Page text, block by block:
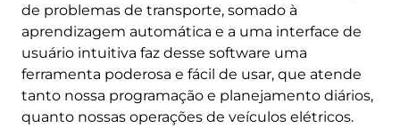
de problemas de transporte, somado à
aprendizagem automática e a uma interface de
usuário intuitiva faz desse software uma
ferramenta poderosa e fácil de usar, que atende
tanto nossa programação e planejamento diários,
quanto nossas operações de veículos elétricos.